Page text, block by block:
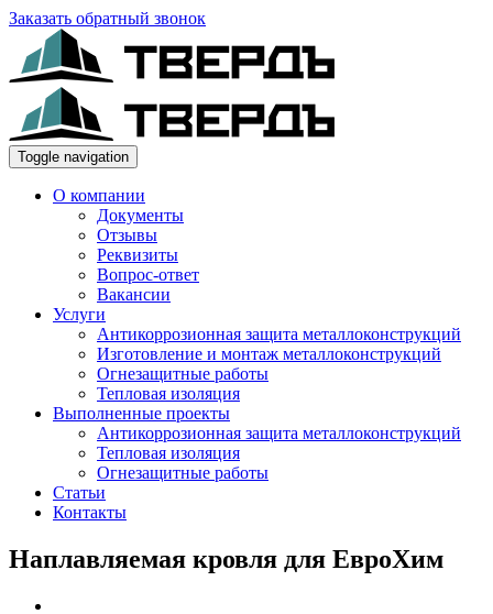
Заказать обратный звонок
Toggle navigation
О компании
Документы
Отзывы
Реквизиты
Вопрос-ответ
Вакансии
Услуги
Антикоррозионная защита металлоконструкций
Изготовление и монтаж металлоконструкций
Огнезащитные работы
Тепловая изоляция
Выполненные проекты
Антикоррозионная защита металлоконструкций
Тепловая изоляция
Огнезащитные работы
Статьи
Контакты
Наплавляемая кровля для ЕвроХим